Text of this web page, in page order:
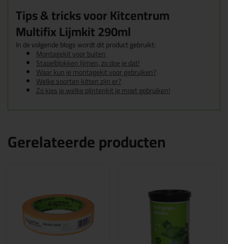
Tips & tricks voor Kitcentrum
Multifix Lijmkit 290ml
In de volgende blogs wordt dit product gebruikt:
Montagekit voor buiten
Stapelblokken lijmen, zo doe je dat!
Waar kun je montagekit voor gebruiken?
Welke soorten kitten zijn er?
Zo kies je welke plintenkit je moet gebruiken!
Gerelateerde producten